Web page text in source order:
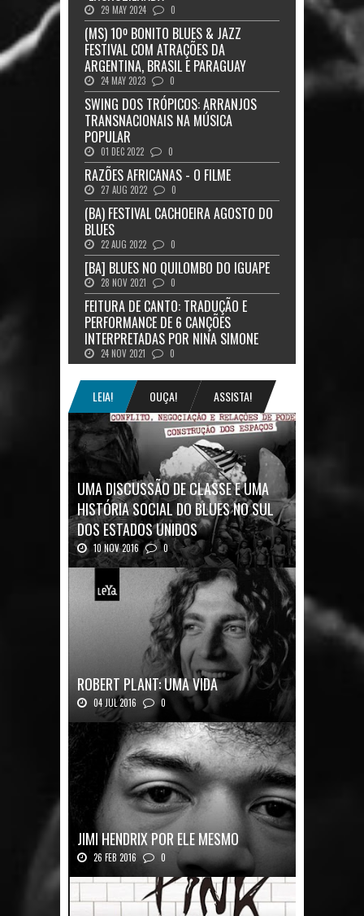
29 MAY 2024 0
(MS) 10º BONITO BLUES & JAZZ
FESTIVAL COM ATRAÇÕES DA
ARGENTINA, BRASIL E PARAGUAY
24 MAY 2023 0
SWING DOS TRÓPICOS: ARRANJOS
TRANSNACIONAIS NA MÚSICA
POPULAR
01 DEC 2022 0
RAZÕES AFRICANAS - O FILME
27 AUG 2022 0
(BA) FESTIVAL CACHOEIRA AGOSTO DO
BLUES
22 AUG 2022 0
[BA] BLUES NO QUILOMBO DO IGUAPE
28 NOV 2021 0
FEITURA DE CANTO: TRADUÇÃO E
PERFORMANCE DE 6 CANÇÕES
INTERPRETADAS POR NINA SIMONE
24 NOV 2021 0
LEIA! OUÇA! ASSISTA!
UMA DISCUSSÃO DE CLASSE E UMA
HISTÓRIA SOCIAL DO BLUES NO SUL
DOS ESTADOS UNIDOS
10 NOV 2016 0
Mais uma ótima oportunidade de se
ROBERT PLANT: UMA VIDA
04 JUL 2016 0
Robert Plant, o vocalista do Led Zeppeli...
JIMI HENDRIX POR ELE MESMO
26 FEB 2016 0
Texto histórico expõe a mente do mestre J...